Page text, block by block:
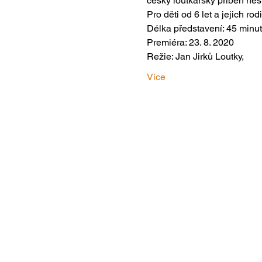
Pro děti od 6 let a jejich
Délka představení: 45 minut
Premiéra: 23. 8. 2020
Režie: Jan Jirků Loutky,
Více